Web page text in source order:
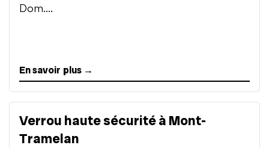
Dom....
En savoir plus →
Verrou haute sécurité à Mont-
Tramelan